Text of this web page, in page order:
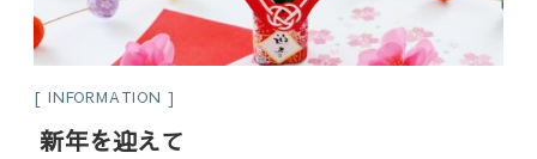
INFORMATION
新年を迎えて